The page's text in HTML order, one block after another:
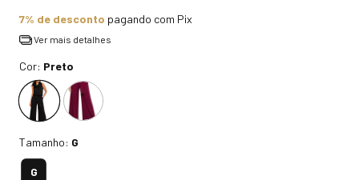
7% de desconto pagando com Pix
Ver mais detalhes
Cor: Preto
Tamanho: G
G